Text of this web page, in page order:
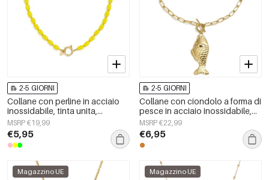
2-5 GIORNI
Collane con perline in acciaio
inossidabile, tinta unita,
semplici, serie Simple, gioielli da
donna
MSRP €19,99
€5,95
2-5 GIORNI
Collane con ciondolo a forma di
pesce in acciaio inossidabile,
serie Simple Daily Simple, gioielli
da donna
MSRP €22,99
€6,95
Magazzino UE Magazzino UE